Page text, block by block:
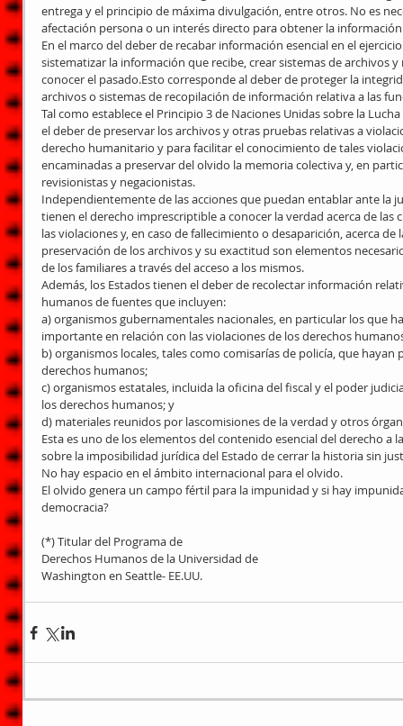
entrega y el principio de máxima divulgación, entre otros. No es
afectación persona o un interés directo para obtener la
En el marco del deber de recabar información esencial en el
sistematizar la información que recibe, crear sistemas de archivos
conocer el pasado.Esto corresponde al deber de proteger la
archivos o sistemas de recopilación de información relativa a las
Tal como establece el Principio 3 de Naciones Unidas sobre la
el deber de preservar los archivos y otras pruebas relativas a
derecho humanitario y para facilitar el conocimiento de tales
encaminadas a preservar del olvido la memoria colectiva y, en
revisionistas y negacionistas.
Independientemente de las acciones que puedan entablar ante la
tienen el derecho imprescriptible a conocer la verdad acerca de
las violaciones y, en caso de fallecimiento o desaparición, acerca
preservación de los archivos y su exactitud son elementos
de los familiares a través del acceso a los mismos.
Además, los Estados tienen el deber de recolectar información
humanos de fuentes que incluyen:
a) organismos gubernamentales nacionales, en particular los que
importante en relación con las violaciones de los derechos
b) organismos locales, tales como comisarías de policía, que
derechos humanos;
c) organismos estatales, incluida la oficina del fiscal y el poder
los derechos humanos; y
d) materiales reunidos por lascomisiones de la verdad y otros
Esta es uno de los elementos del contenido esencial del derecho a
sobre la imposibilidad jurídica del Estado de cerrar la historia sin
No hay espacio en el ámbito internacional para el olvido.
El olvido genera un campo fértil para la impunidad y si hay
democracia?
(*) Titular del Programa de
Derechos Humanos de la Universidad de
Washington en Seattle- EE.UU.